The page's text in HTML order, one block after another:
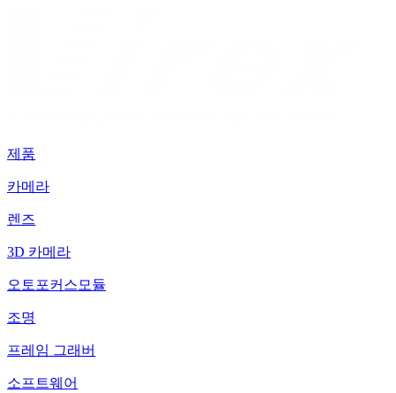
제품
카메라
렌즈
3D 카메라
오토포커스모듈
조명
프레임 그래버
소프트웨어